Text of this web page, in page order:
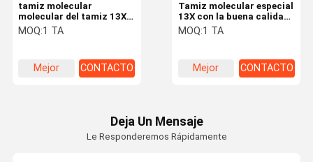
tamiz molecular
molecular del tamiz 13X
con los adsorbentes de
gran capacidad y las
transferencia totales
MOQ:1 TA
Mejor
CONTACTO
Tamiz molecular especial
13X con la buena calidad
para la separación del
aire
MOQ:1 TA
Mejor
CONTACTO
Deja Un Mensaje
Le Responderemos Rápidamente